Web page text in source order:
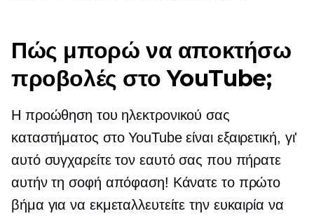
Πώς μπορώ να αποκτήσω
προβολές στο YouTube;
Η προώθηση του ηλεκτρονικού σας
καταστήματος στο YouTube είναι εξαιρετική, γι'
αυτό συγχαρείτε τον εαυτό σας που πήρατε
αυτήν τη σοφή απόφαση! Κάνατε το πρώτο
βήμα για να εκμεταλλευτείτε την ευκαιρία να